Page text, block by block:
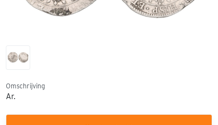
Omschrijving
Ar.